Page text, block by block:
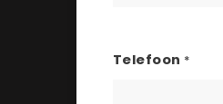
Telefoon *